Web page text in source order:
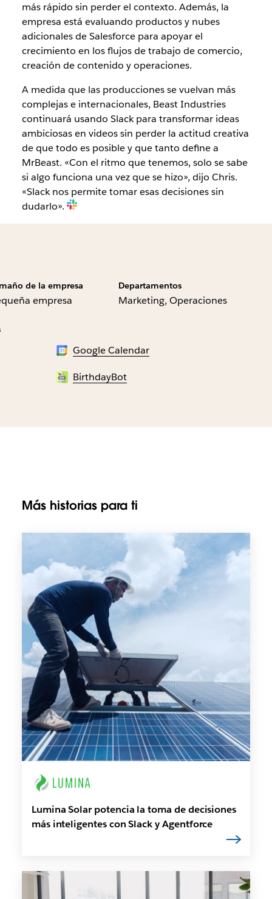
más rápido sin perder el contexto. Además, la
empresa está evaluando productos y nubes
adicionales de Salesforce para apoyar el
crecimiento en los flujos de trabajo de comercio,
creación de contenido y operaciones.
A medida que las producciones se vuelvan más
complejas e internacionales, Beast Industries
continuará usando Slack para transformar ideas
ambiciosas en videos sin perder la actitud creativa
de que todo es posible y que tanto define a
MrBeast. «Con el ritmo que tenemos, solo se sabe
si algo funciona una vez que se hizo», dijo Chris.
«Slack nos permite tomar esas decisiones sin
dudarlo».
de la empresa
empresa
Departamentos
Marketing, Operaciones
Google Calendar
BirthdayBot
Más historias para ti
Lumina Solar potencia la toma de decisiones
más inteligentes con Slack y Agentforce